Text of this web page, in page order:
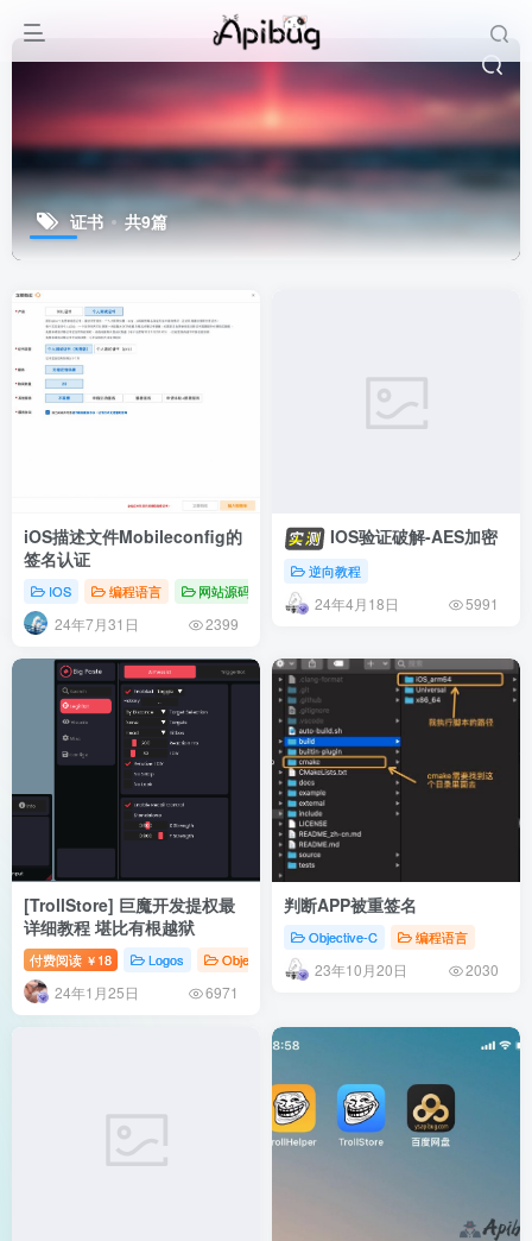
证书 共9篇
iOS描述文件Mobileconfig的
签名认证
IOS 编程语言 网站源码
24年7月31日 2399
IOS验证破解-AES加密
逆向教程
24年4月18日 5991
[TrollStore] 巨魔开发提权最
详细教程 堪比有根越狱
付费阅读 ￥ 18 Logos Objective-C
24年1月25日 6971
判断APP被重签名
Objective-C 编程语言
23年10月20日 2030